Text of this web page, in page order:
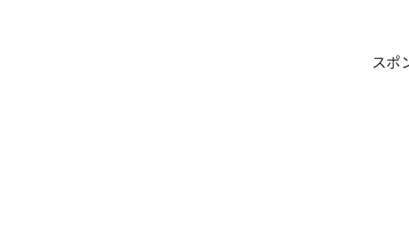
スポ